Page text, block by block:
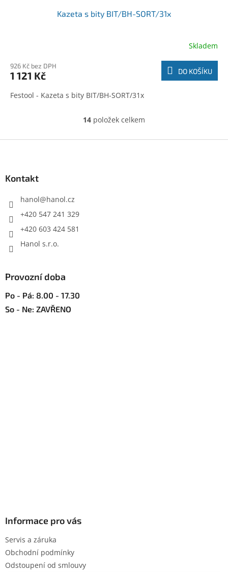
Kazeta s bity BIT/BH-SORT/31x
Skladem
926 Kč bez DPH
1 121 Kč DO KOŠÍKU
Festool - Kazeta s bity BIT/BH-SORT/31x
O
l
14 položek celkem
Kontakt
hanol@hanol.cz
+420 547 241 329
+420 603 424 581
Hanol s.r.o.
Provozní doba
Po - Pá: 8.00 - 17.30
So - Ne: ZAVŘENO
Informace pro vás
Servis a záruka
Obchodní podmínky
Odstoupení od smlouvy